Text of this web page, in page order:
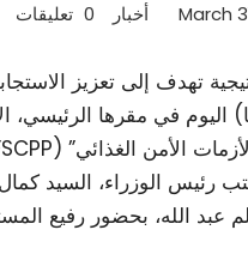
March أخبار 0 تعليقات
تهدف إلى تعزيز
في مقرها الرئيسي،
رئيس الوزراء، السيد
عبد الله، بحضور رفيع